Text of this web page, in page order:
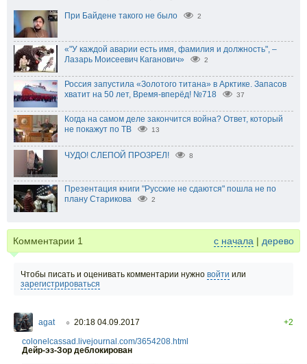
При Байдене такого не было 2
«"У каждой аварии есть имя, фамилия и должность", –
Лазарь Моисеевич Каганович»
2
Россия запустила «Золотого титана» в Арктике. Запасов
хватит на 50 лет, Время-вперёд! №718
37
Когда на самом деле закончится война? Ответ, который
не покажут по ТВ
13
ЧУДО! СЛЕПОЙ ПРОЗРЕЛ! 8
Презентация книги "Русские не сдаются" пошла не по
плану Старикова
2
Комментарии 1 с начала | дерево
Чтобы писать и оценивать комментарии нужно войти или
зарегистрироваться
agat ○ 20:18 04.09.2017
+2
colonelcassad.livejournal.com/3654208.html
Дейр-эз-Зор деблокирован